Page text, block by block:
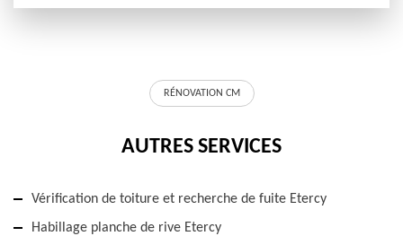
RÉNOVATION CM
AUTRES SERVICES
Vérification de toiture et recherche de fuite Etercy
Habillage planche de rive Etercy